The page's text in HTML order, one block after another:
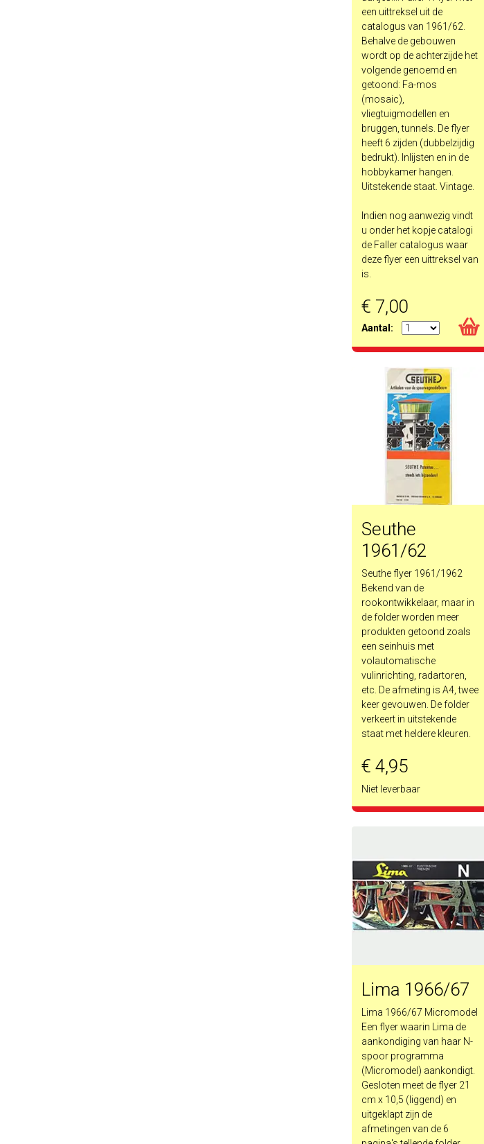
een uittreksel uit de
catalogus van 1961/62.
Behalve de gebouwen
wordt op de achterzijde het
volgende genoemd en
getoond: Fa-mos
(mosaic),
vliegtuigmodellen en
bruggen, tunnels. De flyer
heeft 6 zijden (dubbelzijdig
bedrukt). Inlijsten en in de
hobbykamer hangen.
Uitstekende staat. Vintage.
Indien nog aanwezig vindt
u onder het kopje catalogi
de Faller catalogus waar
deze flyer een uittreksel van
is.
€ 7,00
Aantal:
Seuthe
1961/62
Seuthe flyer 1961/1962
Bekend van de
rookontwikkelaar, maar in
de folder worden meer
produkten getoond zoals
een seinhuis met
volautomatische
vulinrichting, radartoren,
etc. De afmeting is A4, twee
keer gevouwen. De folder
verkeert in uitstekende
staat met heldere kleuren.
€ 4,95
Niet leverbaar
Lima 1966/67
Lima 1966/67 Micromodel
Een flyer waarin Lima de
aankondiging van haar N-
spoor programma
(Micromodel) aankondigt.
Gesloten meet de flyer 21
cm x 10,5 (liggend) en
uitgeklapt zijn de
afmetingen van de 6